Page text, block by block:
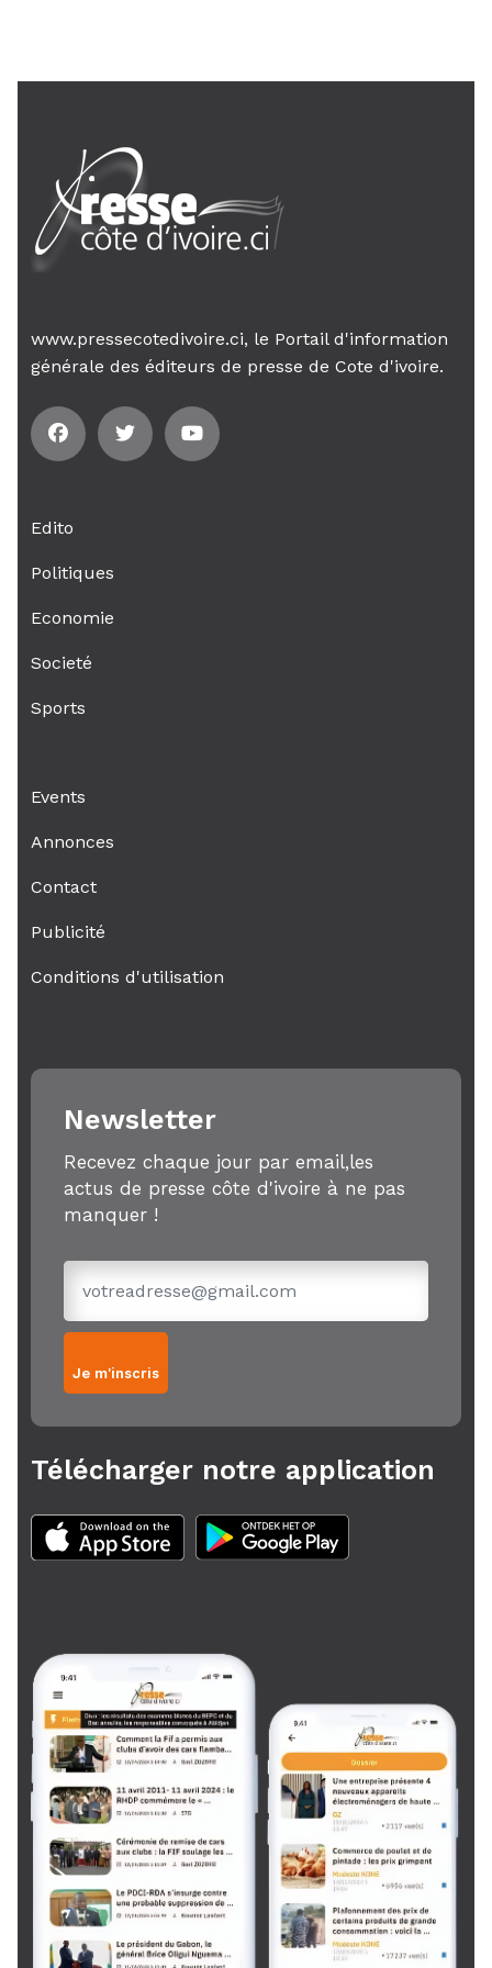
un accident de la...
AIP
24 janv. 2026, 21:21
son gouvernement sur la rigueur...
www.pressecotedivoire.ci, le Portail d'information
générale des éditeurs de presse de Cote d'ivoire.
Edito
Politiques
Economie
Societé
Sports
Events
Annonces
Contact
Publicité
Conditions d'utilisation
Newsletter
Recevez chaque jour par email,les
actus de presse côte d'ivoire à ne pas
manquer !
Je m'inscris
Télécharger notre application